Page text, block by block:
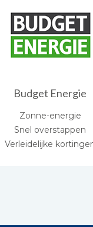
Budget Energie
Zonne-energie
Snel overstappen
Verleidelijke